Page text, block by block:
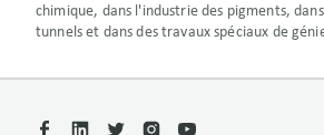
chimique, dans l'industrie des pigments,
tunnels et dans des travaux spéciaux de